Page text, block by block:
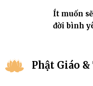
Ít muốn
đời bình
Phật Giáo